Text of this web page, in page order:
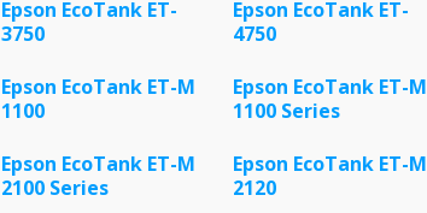
Epson EcoTank ET-
3750
Epson EcoTank ET-
4750
Epson EcoTank ET-M
1100
Epson EcoTank ET-M
1100 Series
Epson EcoTank ET-M
2100 Series
Epson EcoTank ET-M
2120